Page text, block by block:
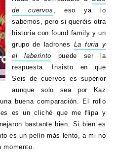
de cuervos , eso ya lo
sabemos, pero si queréis otra
historia con found family y un
grupo de ladrones La furia y
el laberinto
puede ser la
respuesta. Insisto en que
Seis de cuervos es superior
aunque solo sea por Kaz
buena comparación. El rollo
es un cliché que me flipa y
bastante bien. Si bien es
es un pelín más lento, a mi no
momento.